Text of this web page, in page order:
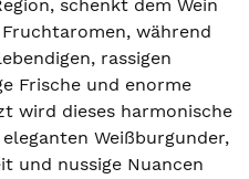
schenkt dem Wein
während
rassigen
Frische und enorme
wird dieses harmonische
Weißburgunder,
und nussige Nuancen